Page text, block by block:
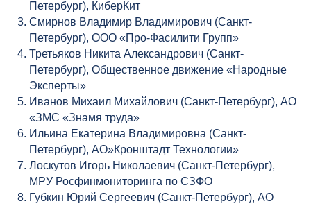
Петербург), КиберКит
Смирнов Владимир Владимирович (Санкт-
Петербург), ООО «Про-Фасилити Групп»
Третьяков Никита Александрович (Санкт-
Петербург), Общественное движение «Народные
Эксперты»
Иванов Михаил Михайлович (Санкт-Петербург), АО
«ЗМС «Знамя труда»
Ильина Екатерина Владимировна (Санкт-
Петербург), АО»Кронштадт Технологии»
Лоскутов Игорь Николаевич (Санкт-Петербург),
МРУ Росфинмониторинга по СЗФО
Губкин Юрий Сергеевич (Санкт-Петербург), АО